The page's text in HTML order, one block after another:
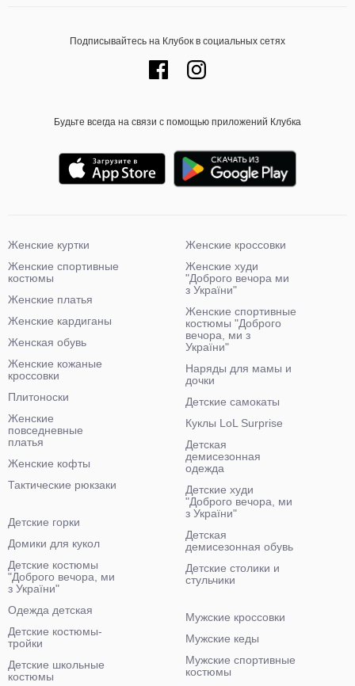
Подписывайтесь на Клубок в социальных сетях
Будьте всегда на связи с помощью приложений Клубка
Женские куртки
Женские спортивные
костюмы
Женские платья
Женские кардиганы
Женская обувь
Женские кожаные
кроссовки
Плитоноски
Женские
повседневные
платья
Женские кофты
Тактические рюкзаки
Женские кроссовки
Женские худи
"Доброго вечора ми
з України"
Женские спортивные
костюмы "Доброго
вечора, ми з
України"
Наряды для мамы и
дочки
Детские самокаты
Куклы LoL Surprise
Детская
демисезонная
одежда
Детские худи
"Доброго вечора, ми
з України"
Детская
демисезонная обувь
Детские столики и
стульчики
Детские горки
Домики для кукол
Детские костюмы
"Доброго вечора, ми
з України"
Одежда детская
Детские костюмы-
тройки
Детские школьные
костюмы
Мужские кроссовки
Мужские кеды
Мужские спортивные
костюмы